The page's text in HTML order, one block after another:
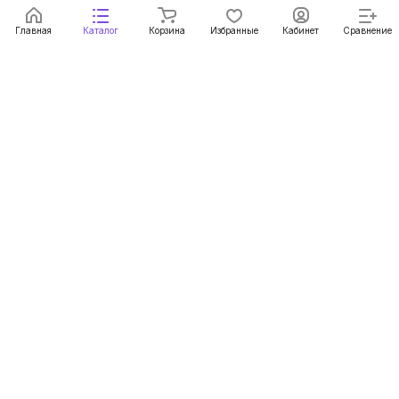
Главная Каталог Корзина Избранные Кабинет Сравнение